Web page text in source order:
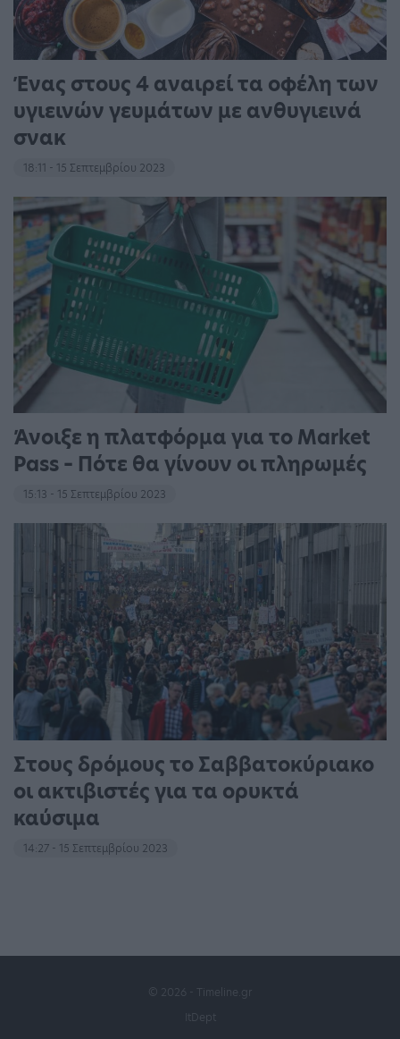
Ένας στους 4 αναιρεί τα οφέλη των
υγιεινών γευμάτων με ανθυγιεινά
σνακ
18:11 - 15 Σεπτεμβρίου 2023
Άνοιξε η πλατφόρμα για το Market
Pass – Πότε θα γίνουν οι πληρωμές
15:13 - 15 Σεπτεμβρίου 2023
Στους δρόμους το Σαββατοκύριακο
οι ακτιβιστές για τα ορυκτά
καύσιμα
14:27 - 15 Σεπτεμβρίου 2023
© 2026 - Timeline.gr
ItDept